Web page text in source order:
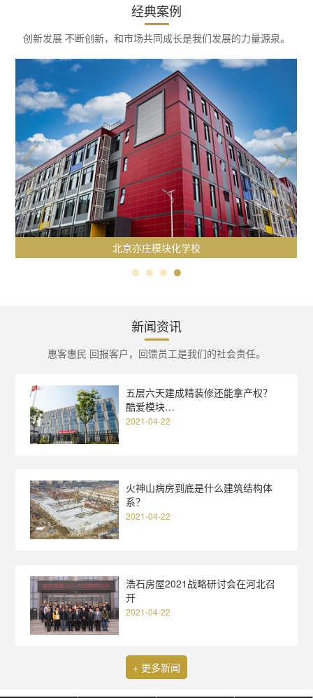
经典案例
创新发展 不断创新，和市场共同成长是我们发展的力量源泉。
北京亦庄模块化学校
新闻资讯
惠客惠民 回报客户，回馈员工是我们的社会责任。
五层六天建成精装修还能拿产权？
酷爱模块…
2021-04-22
火神山病房到底是什么建筑结构体
系？
2021-04-22
浩石房屋2021战略研讨会在河北召
开
2021-04-22
+ 更多新闻